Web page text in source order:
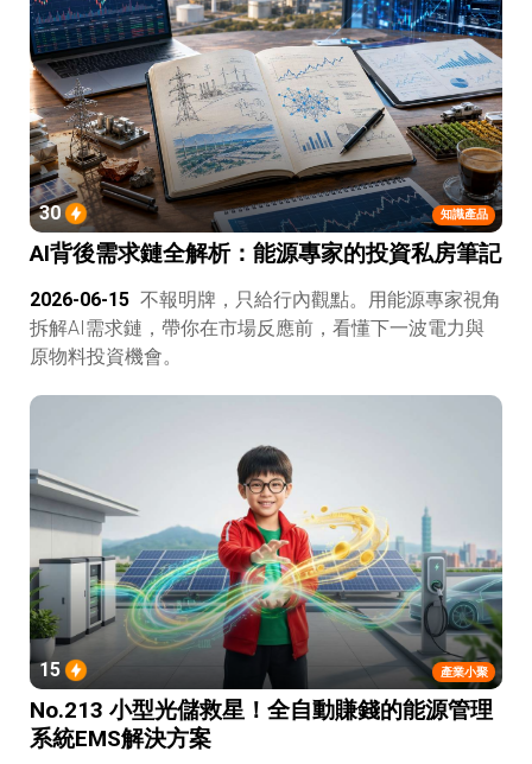
知識產品
30
AI背後需求鏈全解析：能源專家的投資私房筆記
2026-06-15 不報明牌，只給行內觀點。用能源專家視角
拆解AI需求鏈，帶你在市場反應前，看懂下一波電力與
原物料投資機會。
產業小聚
15
No.213 小型光儲救星！全自動賺錢的能源管理
系統EMS解決方案